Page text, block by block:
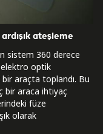
ateşleme
sistem 360 derece
elektro optik
bir araçta toplandı. Bu
bir araca ihtiyaç
füze
olarak